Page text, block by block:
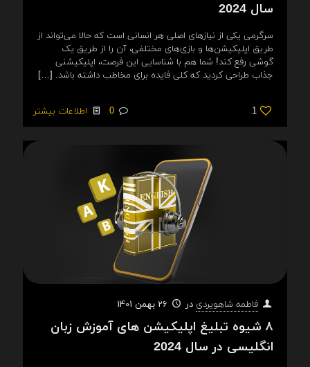
سال 2024
سرگرمی یکی از نیازهای اصلی هر انسانی است که حالا می‌تواند از
طریق اپلیکیشن‌ها و بازی‌های مختلفی، آن را از طریق یک
گوشی رفع کند! شما هم با شناسایی این فرصت، اپلیکیشنی
جذاب طراحی کردید که کلی فایده برای مخاطب داشته باشد. […]
1
0 اطلاعات بیشتر
فاطمه شاهویردی در 26 بهمن 1401
۸ شیوه تبلیغ اپلیکیشن های آموزش زبان
انگلیسی در سال 2024